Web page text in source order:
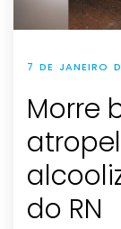
7 DE JANEIRO
Morre
do RN